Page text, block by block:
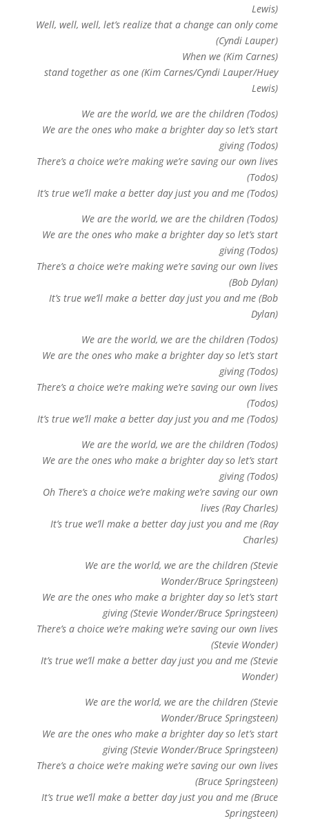
Lewis)
Well, well, well, let’s realize that a change can only come
(Cyndi Lauper)
When we (Kim Carnes)
stand together as one (Kim Carnes/Cyndi Lauper/Huey
Lewis)
We are the world, we are the children (Todos)
We are the ones who make a brighter day so let’s start
giving (Todos)
There’s a choice we’re making we’re saving our own lives
(Todos)
It’s true we’ll make a better day just you and me (Todos)
We are the world, we are the children (Todos)
We are the ones who make a brighter day so let’s start
giving (Todos)
There’s a choice we’re making we’re saving our own lives
(Bob Dylan)
It’s true we’ll make a better day just you and me (Bob
Dylan)
We are the world, we are the children (Todos)
We are the ones who make a brighter day so let’s start
giving (Todos)
There’s a choice we’re making we’re saving our own lives
(Todos)
It’s true we’ll make a better day just you and me (Todos)
We are the world, we are the children (Todos)
We are the ones who make a brighter day so let’s start
giving (Todos)
Oh There’s a choice we’re making we’re saving our own
lives (Ray Charles)
It’s true we’ll make a better day just you and me (Ray
Charles)
We are the world, we are the children (Stevie
Wonder/Bruce Springsteen)
We are the ones who make a brighter day so let’s start
giving (Stevie Wonder/Bruce Springsteen)
There’s a choice we’re making we’re saving our own lives
(Stevie Wonder)
It’s true we’ll make a better day just you and me (Stevie
Wonder)
We are the world, we are the children (Stevie
Wonder/Bruce Springsteen)
We are the ones who make a brighter day so let’s start
giving (Stevie Wonder/Bruce Springsteen)
There’s a choice we’re making we’re saving our own lives
(Bruce Springsteen)
It’s true we’ll make a better day just you and me (Bruce
Springsteen)